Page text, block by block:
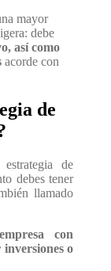
mayor
debe
así como
acorde con
de
de
debes tener
llamado
con
o